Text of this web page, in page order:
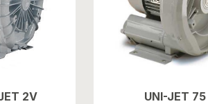
2V
UNI-JET 75